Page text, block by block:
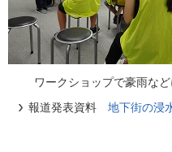
ワークショップで豪雨な
報道発表資料地下街の浸